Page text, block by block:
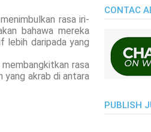
rasa iri-
bahawa mereka
lebih daripada yang
rasa
yang akrab di antara
CONTAC
PUBLISH